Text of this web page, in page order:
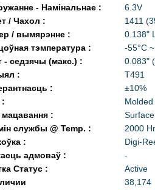
- Намінальнае :
6.3V
/ Чахол :
1411
/ вымярэнне :
0.138"
тэмпература :
-55°C
- седзячы (макс.) :
0.083"
:
T491
:
±10%
:
Molded
:
службы @ Temp. :
2000
:
Digi-
адмоваў :
-
Статус :
Active
38,174